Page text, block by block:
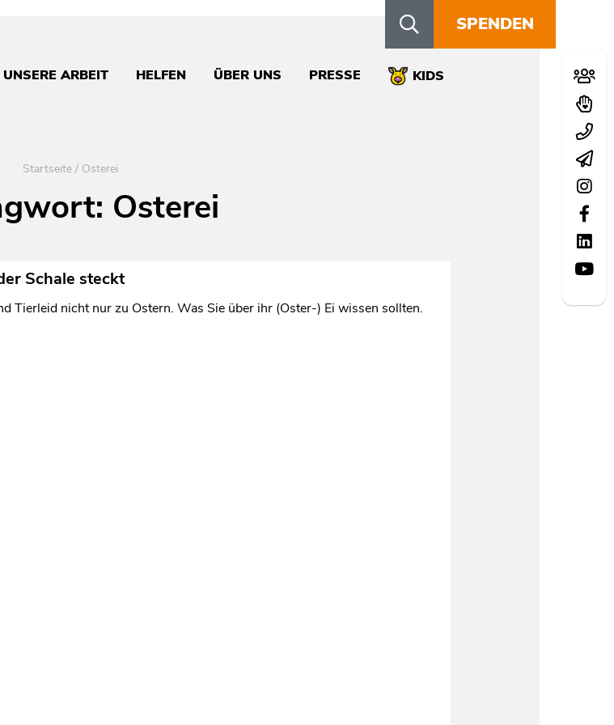
SPENDEN
UNSERE ARBEIT HELFEN ÜBER UNS PRESSE KIDS
Startseite / Osterei
Osterei
Schale steckt
Tierleid nicht nur zu Ostern. Was Sie über ihr (Oster-) Ei wissen sollten.